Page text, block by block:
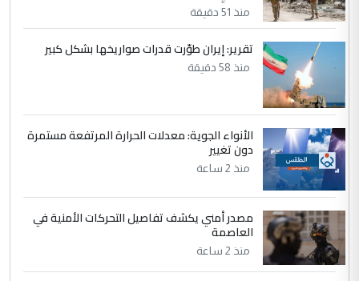
التعليق : تحياتي لك استاذ حامدتركان. كلام
دقيق ومسؤول؛ فالاستثمار الحقيقي للإنسان
وثروات البلد يعتمد على الكفاءة ...
الموضوع :
بين الإهمال واغتصاب الأرض.. بلاد
الرافدين تعاني الجفاف والتصحر!!
منذ 51 دقيقة
تقرير: إيران طوّرت قدرات صواريخها بشكل كبير
منذ 58 دقيقة
الأنواء الجوية: معدلات الحرارة المرتفعة مستمرة
دون تغيير
منذ 2 ساعة
مصدر أمني يكشف تفاصيل التحركات الأمنية في
العاصمة
منذ 2 ساعة